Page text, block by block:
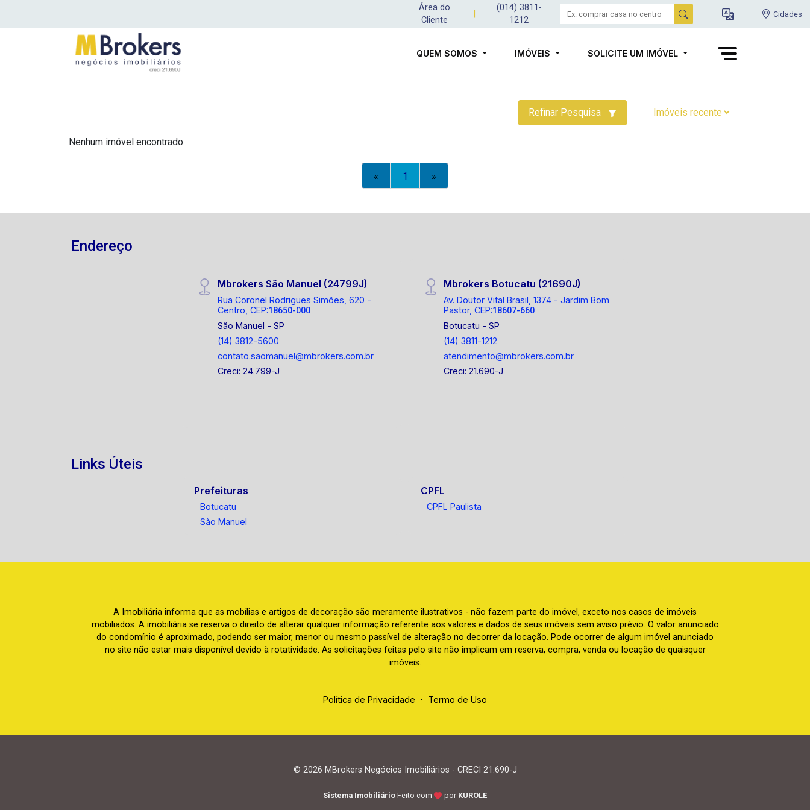
Área do
Cliente
(014) 3811-
1212
Cidades
QUEM SOMOS IMÓVEIS SOLICITE UM IMÓVEL
Refinar Pesquisa
Nenhum imóvel encontrado
« 1 »
Endereço
Mbrokers São Manuel (24799J)
Rua Coronel Rodrigues Simões, 620 -
Centro, CEP:18650-000
São Manuel - SP
(14) 3812-5600
contato.saomanuel@mbrokers.com.br
Creci: 24.799-J
Mbrokers Botucatu (21690J)
Av. Doutor Vital Brasil, 1374 - Jardim Bom
Pastor, CEP:18607-660
Botucatu - SP
(14) 3811-1212
atendimento@mbrokers.com.br
Creci: 21.690-J
Links Úteis
Prefeituras
Botucatu
São Manuel
CPFL
CPFL Paulista
A Imobiliária informa que as mobílias e artigos de decoração são meramente ilustrativos - não fazem parte do imóvel, exceto nos casos de imóveis
mobiliados. A imobiliária se reserva o direito de alterar qualquer informação referente aos valores e dados de seus imóveis sem aviso prévio. O valor anunciado
do condomínio é aproximado, podendo ser maior, menor ou mesmo passível de alteração no decorrer da locação. Pode ocorrer de algum imóvel anunciado
no site não estar mais disponível devido à rotatividade. As solicitações feitas pelo site não implicam em reserva, compra, venda ou locação de quaisquer
imóveis.
Política de Privacidade - Termo de Uso
© 2026 MBrokers Negócios Imobiliários - CRECI 21.690-J
Sistema Imobiliário Feito com por KUROLE